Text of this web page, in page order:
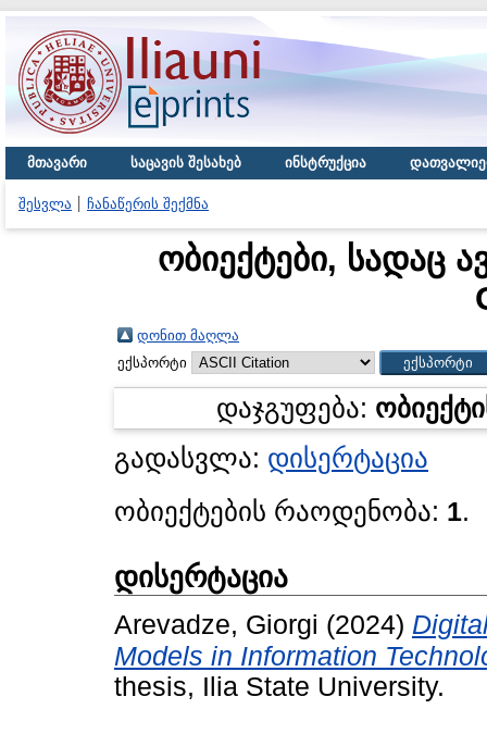
მთავარი საცავის შესახებ ინსტრუქცია
შესვლა ჩანაწერის შექმნა
ობიექტები, სადაც
დონით მაღლა
ექსპორტი
დაჯგუფება:
გადასვლა: დისერტაცია
ობიექტების რაოდენობა: 1.
დისერტაცია
Arevadze, Giorgi (2024)
Models in Information
thesis, Ilia State University.